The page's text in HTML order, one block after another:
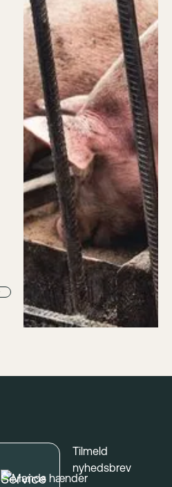
Service
Tilmeld
nyhedsbrev